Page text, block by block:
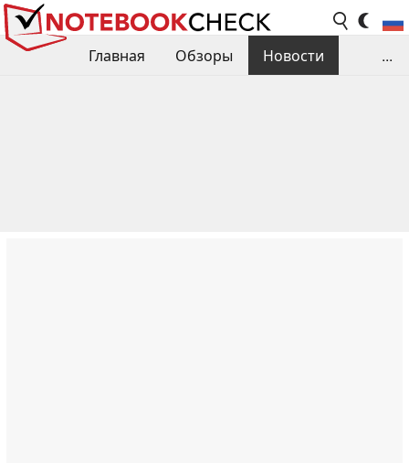
Главная Обзоры
Новости
...